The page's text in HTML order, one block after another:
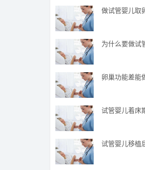
做试管婴儿取
为什么要做试
卵巢功能差能
试管婴儿着床
试管婴儿移植